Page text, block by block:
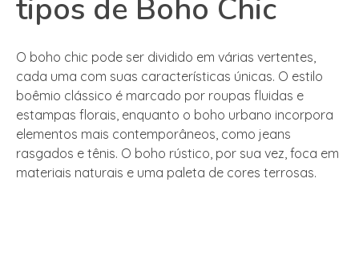
tipos de Boho Chic
O boho chic pode ser dividido em várias vertentes,
cada uma com suas características únicas. O estilo
boêmio clássico é marcado por roupas fluidas e
estampas florais, enquanto o boho urbano incorpora
elementos mais contemporâneos, como jeans
rasgados e tênis. O boho rústico, por sua vez, foca em
materiais naturais e uma paleta de cores terrosas.